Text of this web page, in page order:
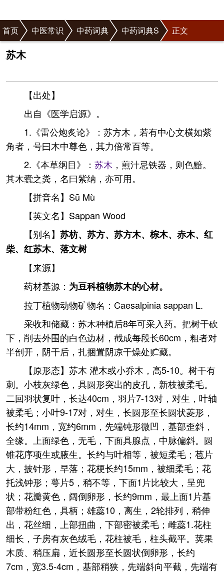
首页 中医常识 中药词典 中药词典S 正文
苏木
【出处】
出自《医学启源》。
1.《雷公炮炙论》：苏方木，若有中心文横如紫
角者，号曰木中尊色，其力倍常百等。
2.《本草纲目》： 苏木 ，煎汁忌铁器，则色黯。
其木蠹之粪，名曰紫纳，亦可用。
【拼音名】Sū Mù
【英文名】Sappan Wood
【别名】 苏枋、苏方、苏方木、棕木、赤木、红
柴、红苏木、落文树
【来源】
药材基源： 为豆科植物苏木的心材。
拉丁植物动物矿物名：Caesalpinia sappan L.
采收和储藏：苏木种植后8年可采入药。把树干砍
下，削去外围的白色边材，截成每段长60cm，粗者对
半剖开，阴干后，扎捆置阴凉干燥处贮藏。
【原形态】苏木 灌木或小乔木，高5-10。树干有
刺。小枝灰绿色，具圆形突出的皮孔，新枝被柔毛。
二回羽状复叶，长达40cm，羽片7-13对，对生，叶轴
被柔毛；小叶9-17对，对生，长圆形至长圆状菱形，
长约14mm，宽约6mm，先端钝形微凹，基部歪斜，
全缘。上面绿色，无毛，下面具腺点，中脉偏斜。圆
锥花序项生或腋生。长约与叶相等，被短柔毛；苞片
大，披针形，早落；花梗长约15mm，被细柔毛；花
托浅钟形；萼片5，稍不等，下面1片比较大，呈兜
状；花瓣黄色，阔倒卵形，长约9mm，最上面1片基
部带粉红色，具柄；雄蕊10，离生，2轮排列，稍伸
出，花丝细，上部扭曲，下部密被柔毛；雌蕊1.花柱
细长，子房有灰色绒毛，花柱被毛，柱头截平。荚果
木质、稍压扁，近长圆形至长圆状倒卵形，长约
7cm，宽3.5-4cm，基部稍狭，先端斜向平截，先端有